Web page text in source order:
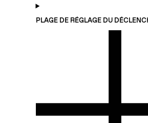
PLAGE DE RÉGLAGE DU